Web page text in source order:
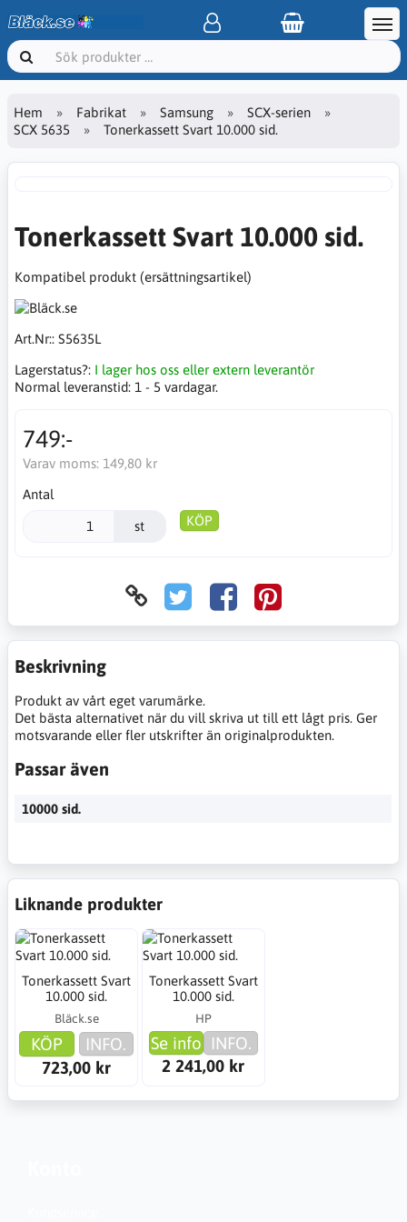
Hem Fabrikat Samsung
SCX-serien
SCX 5635
Tonerkassett Svart 10.000 sid.
Tonerkassett Svart 10.000 sid.
Kompatibel produkt (ersättningsartikel)
Art.Nr:: S5635L
Lagerstatus?: I lager hos oss eller extern leverantör
Normal leveranstid: 1 - 5 vardagar.
749:-
Varav moms: 149,80 kr
Antal
st KÖP
Beskrivning
Produkt av vårt eget varumärke.
Det bästa alternativet när du vill skriva ut till ett lågt pris. Ger
motsvarande eller fler utskrifter än originalprodukten.
Passar även
10000 sid.
Liknande produkter
Tonerkassett Svart
10.000 sid.
Bläck.se
KÖP
INFO.
723,00 kr
Tonerkassett Svart
10.000 sid.
HP
Se info INFO.
2 241,00 kr